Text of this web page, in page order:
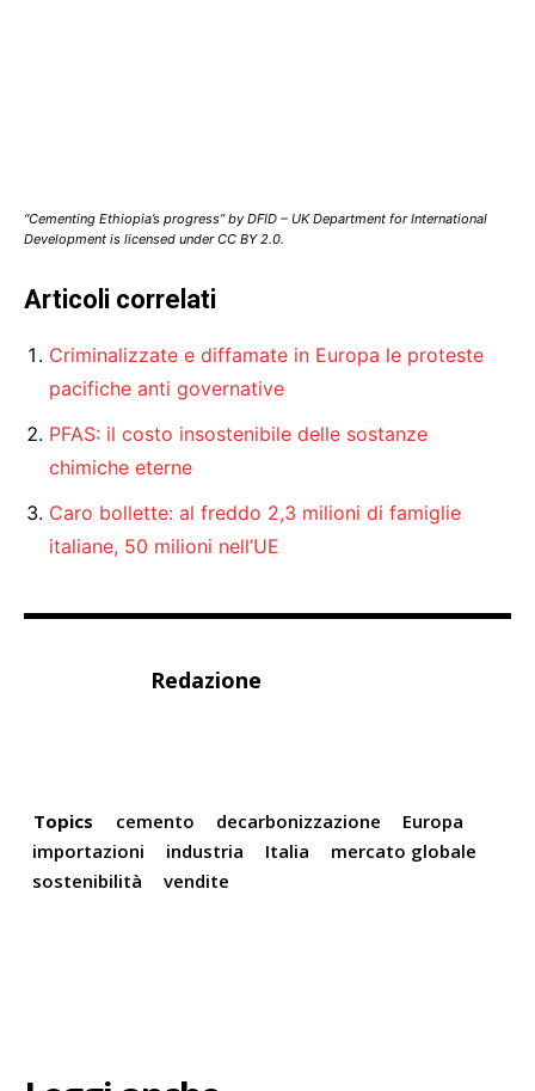
“Cementing Ethiopia’s progress” by DFID – UK Department for International
Development is licensed under CC BY 2.0.
Articoli correlati
Criminalizzate e diffamate in Europa le proteste
pacifiche anti governative
PFAS: il costo insostenibile delle sostanze
chimiche eterne
Caro bollette: al freddo 2,3 milioni di famiglie
italiane, 50 milioni nell’UE
Redazione
Topics cemento decarbonizzazione
Europa
importazioni
industria Italia
mercato globale
sostenibilità
vendite